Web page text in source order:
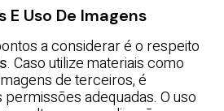
Uso De Imagens
a considerar é o respeito
. Caso utilize materiais como
de terceiros, é
adequadas. O uso